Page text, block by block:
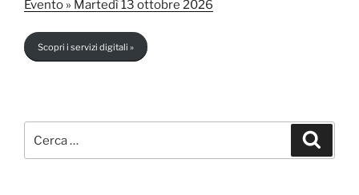
Evento » Martedì 13 ottobre 2026
Scopri i servizi digitali »